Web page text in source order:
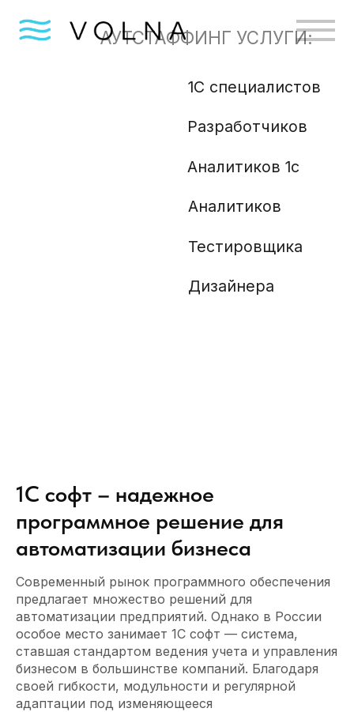
Разработчиков
Аналитиков 1с
Тестировщика
Дизайнера
АУТСТАФФИНГ УСЛУГИ:
1С софт – надежное
программное решение для
автоматизации бизнеса
Современный рынок программного обеспечения
предлагает множество решений для
автоматизации предприятий. Однако в России
особое место занимает 1С софт — система,
ставшая стандартом ведения учета и управления
бизнесом в большинстве компаний. Благодаря
своей гибкости, модульности и регулярной
адаптации под изменяющееся